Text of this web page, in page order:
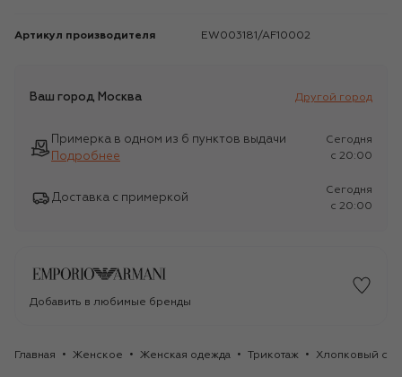
Артикул производителя EW003181/AF10002
Ваш город Москва Другой город
Примерка в одном из 6 пунктов выдачи
Подробнее
Сегодня
c 20:00
Доставка с примеркой
Сегодня
c 20:00
Добавить в любимые бренды
Главная Женское Женская одежда Трикотаж Хлопковый